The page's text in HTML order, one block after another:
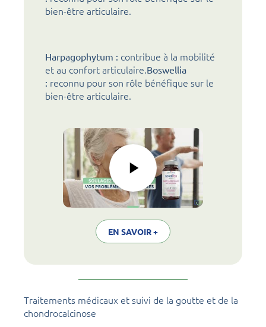
bien-être articulaire.
Harpagophytum : contribue à la mobilité
et au confort articulaire.Boswellia
: reconnu pour son rôle bénéfique sur le
bien-être articulaire.
EN SAVOIR +
Traitements médicaux et suivi de la goutte et de la
chondrocalcinose